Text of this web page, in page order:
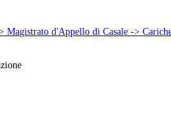
Magistrato d'Appello di Casale ->